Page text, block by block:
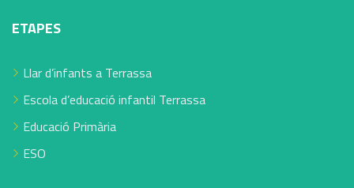
ETAPES
Llar d’infants a Terrassa
Escola d’educació infantil Terrassa
Educació Primària
ESO